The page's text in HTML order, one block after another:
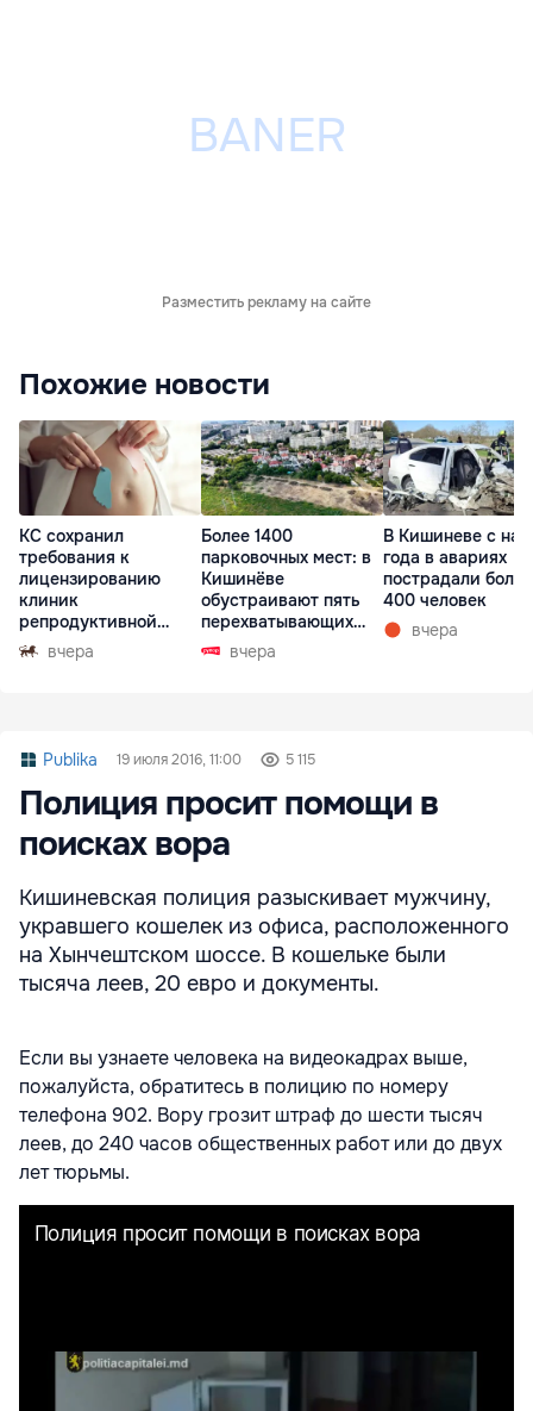
Разместить рекламу на сайте
Похожие новости
КС сохранил
требования к
лицензированию
клиник
репродуктивной
медицины
вчера
Более 1400
парковочных мест: в
Кишинёве
обустраивают пять
перехватывающих
парковок
вчера
В Кишиневе с
года в авариях
пострадали более
400 человек
вчера
Publika 19 июля 2016, 11:00 5 115
Полиция просит помощи в
поисках вора
Кишиневская полиция разыскивает мужчину,
укравшего кошелек из офиса, расположенного
на Хынчештском шоссе. В кошельке были
тысяча леев, 20 евро и документы.
Если вы узнаете человека на видеокадрах выше,
пожалуйста, обратитесь в полицию по номеру
телефона 902. Вору грозит штраф до шести тысяч
леев, до 240 часов общественных работ или до двух
лет тюрьмы.